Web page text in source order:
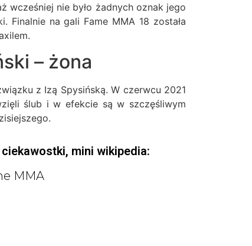
wcześniej nie było żadnych oznak jego
Finalnie na gali Fame MMA 18 została
– żona
z Izą Spysińską. W czerwcu 2021
ślub i w efekcie są w szczęśliwym
mini wikipedia:
MMA